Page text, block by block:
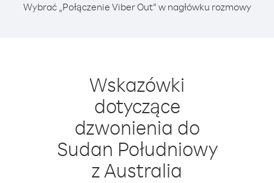
Wybrać „Połączenie Viber Out” w nagłówku rozmowy
Wskazówki
dotyczące
dzwonienia do
Sudan Południowy
z Australia